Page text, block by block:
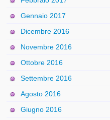
Gennaio 2017
Dicembre 2016
Novembre 2016
Ottobre 2016
Settembre 2016
Agosto 2016
Giugno 2016